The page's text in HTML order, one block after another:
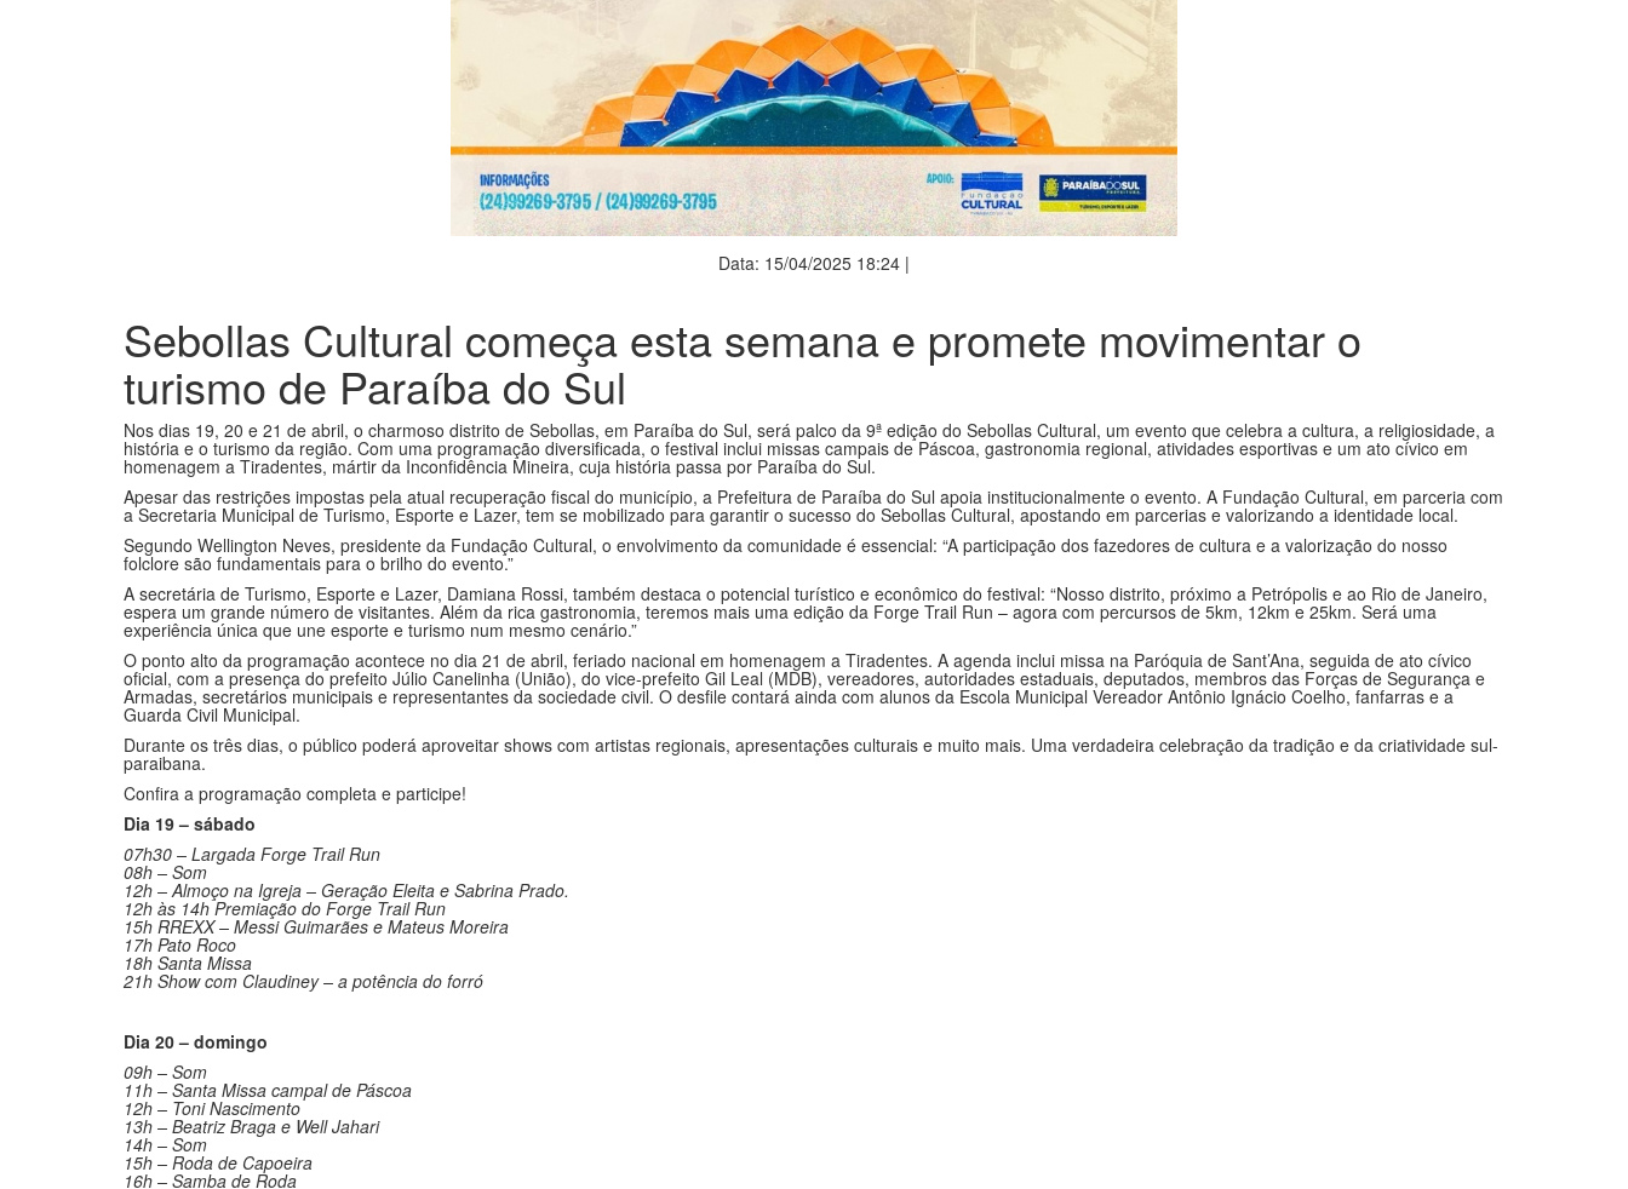
Data: 15/04/2025 18:24 |
turismo de Paraíba do Sul
Nos dias 19, 20 e 21 de abril, o charmoso distrito de Sebollas, em Paraíba do Sul, será palco da 9ª edição do Sebollas Cultural, um evento que celebra a cultura, a religiosidade, a
homenagem a Tiradentes, mártir da Inconfidência Mineira, cuja história passa por Paraíba do Sul.
Apesar das restrições impostas pela atual recuperação fiscal do município, a Prefeitura de Paraíba do Sul apoia institucionalmente o evento. A Fundação Cultural, em parceria com
a Secretaria Municipal de Turismo, Esporte e Lazer, tem se mobilizado para garantir o sucesso do Sebollas Cultural, apostando em parcerias e valorizando a identidade local.
Segundo Wellington Neves, presidente da Fundação Cultural, o envolvimento da comunidade é essencial: “A participação dos fazedores de cultura e a valorização do nosso
folclore são fundamentais para o brilho do evento.”
A secretária de Turismo, Esporte e Lazer, Damiana Rossi, também destaca o potencial turístico e econômico do festival: “Nosso distrito, próximo a Petrópolis e ao Rio de Janeiro,
espera um grande número de visitantes. Além da rica gastronomia, teremos mais uma edição da Forge Trail Run – agora com percursos de 5km, 12km e 25km. Será uma
experiência única que une esporte e turismo num mesmo cenário.”
O ponto alto da programação acontece no dia 21 de abril, feriado nacional em homenagem a Tiradentes. A agenda inclui missa na Paróquia de Sant’Ana, seguida de ato cívico
oficial, com a presença do prefeito Júlio Canelinha (União), do vice-prefeito Gil Leal (MDB), vereadores, autoridades estaduais, deputados, membros das Forças de Segurança e
Armadas, secretários municipais e representantes da sociedade civil. O desfile contará ainda com alunos da Escola Municipal Vereador Antônio Ignácio Coelho, fanfarras e a
Guarda Civil Municipal.
Durante os três dias, o público poderá aproveitar shows com artistas regionais, apresentações culturais e muito mais. Uma verdadeira celebração da tradição e da criatividade sul-
Confira a programação completa e participe!
Dia 19 – sábado
07h30 – Largada Forge Trail Run
12h – Almoço na Igreja – Geração Eleita e Sabrina Prado.
12h às 14h Premiação do Forge Trail Run
15h RREXX – Messi Guimarães e Mateus Moreira
17h Pato Roco
18h Santa Missa
21h Show com Claudiney – a potência do forró
09h – Som
11h – Santa Missa campal de Páscoa
12h – Toni Nascimento
13h – Beatriz Braga e Well Jahari
14h – Som
15h – Roda de Capoeira
16h – Samba de Roda
17h – Jongo